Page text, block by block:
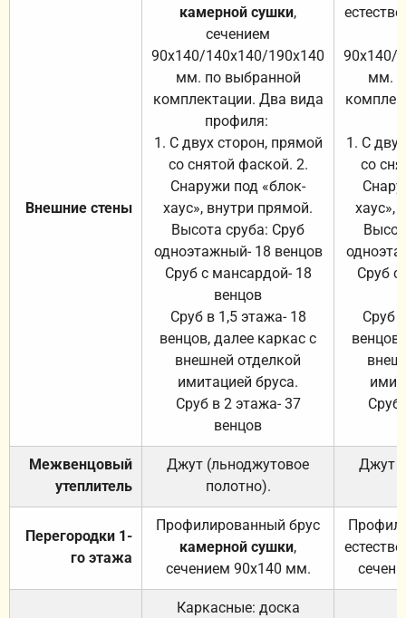
Внешние стены
камерной сушки,
сечением
90х140/140х140/190х140
мм. по выбранной
комплектации. Два вида
профиля:
1. С двух сторон, прямой
со снятой фаской. 2.
Снаружи под «блок-
хаус», внутри прямой.
Высота сруба: Сруб
одноэтажный- 18 венцов
Сруб с мансардой- 18
венцов
Сруб в 1,5 этажа- 18
венцов, далее каркас с
внешней отделкой
имитацией бруса.
Сруб в 2 этажа- 37
венцов
90х140/
мм.
1. С
со
хаус»,
Сруб с
Сруб
Сруб
Межвенцовый
утеплитель
Джут (льноджутовое
полотно).
Джут
Перегородки 1-
го этажа
Профилированный брус
камерной сушки,
сечением 90х140 мм.
Каркасные: доска